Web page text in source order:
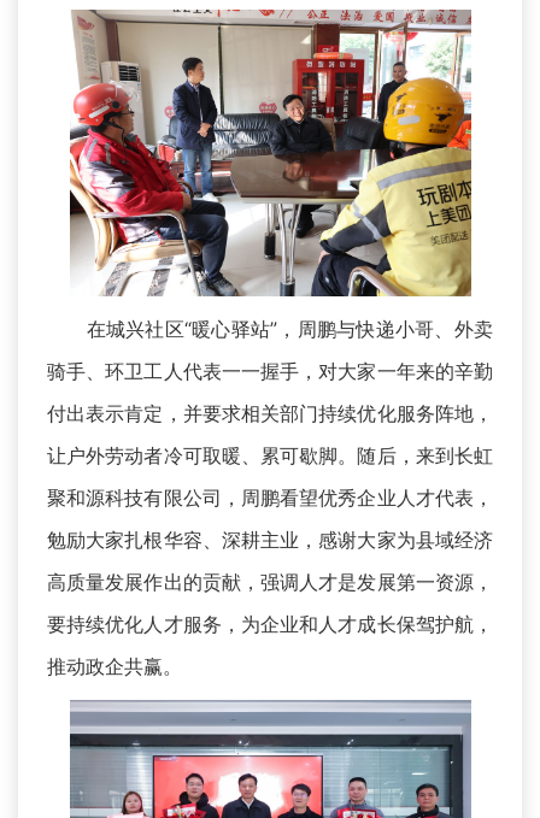
在城兴社区“暖心驿站”，周鹏与快递小哥、外卖
骑手、环卫工人代表一一握手，对大家一年来的辛勤
付出表示肯定，并要求相关部门持续优化服务阵地，
让户外劳动者冷可取暖、累可歇脚。随后，来到长虹
聚和源科技有限公司，周鹏看望优秀企业人才代表，
勉励大家扎根华容、深耕主业，感谢大家为县域经济
高质量发展作出的贡献，强调人才是发展第一资源，
要持续优化人才服务，为企业和人才成长保驾护航，
推动政企共赢。